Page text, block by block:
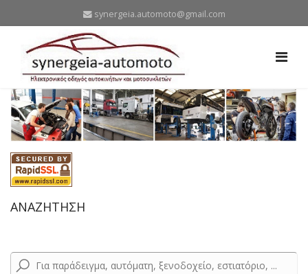
synergeia.automoto@gmail.com
ΑΝΑΖΗΤΗΣΗ